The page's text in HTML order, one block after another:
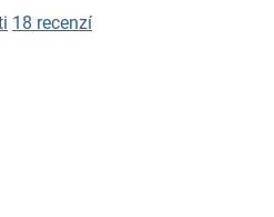
18 recenzí